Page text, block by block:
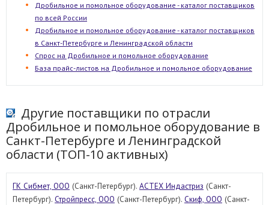
Дробильное и помольное оборудование - каталог поставщиков
по всей России
Дробильное и помольное оборудование - каталог поставщиков
в Санкт-Петербурге и Ленинградской области
Спрос на Дробильное и помольное оборудование
База прайс-листов на Дробильное и помольное оборудование
Другие поставщики по отрасли
Дробильное и помольное оборудование в
Санкт-Петербурге и Ленинградской
области (ТОП-10 активных)
ГК Сибмет, ООО (Санкт-Петербург). АСТЕХ Индастриз (Санкт-
Петербург). Стройпресс, ООО (Cанкт-Петербург). Скиф, ООО (Санкт-